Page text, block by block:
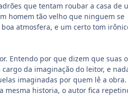
que tentam roubar a casa de
homem tão velho que ninguem se
atmosfera, e um certo tom
Entendo por que dizem que suas
da imaginação do leitor, e
imaginadas por quem lê a obra.
mesma historia, o autor fica